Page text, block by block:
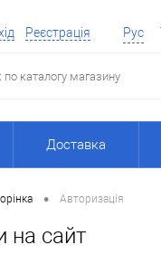
Реєстрація Рус
Доставка
• Авторизація
на сайт